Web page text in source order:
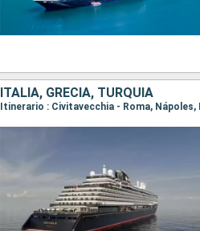
ITALIA, GRECIA, TURQUÍA
Itinerario : Civitavecchia - Roma,